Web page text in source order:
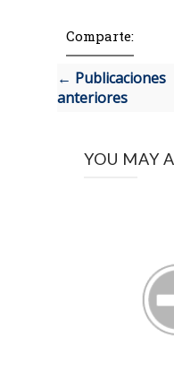
Comparte:
← Publicaciones
anteriores
YOU MAY